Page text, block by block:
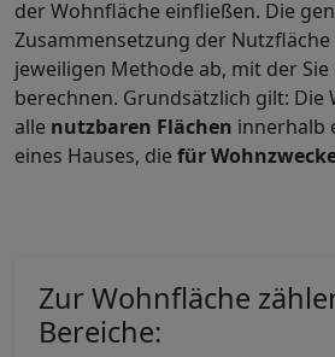
der Wohnfläche einfließen. Die
Zusammensetzung der
jeweiligen Methode ab, mit der
berechnen. Grundsätzlich gilt: Die
alle nutzbaren Flächen innerhalb
eines Hauses, die für
Zur Wohnfläche
Bereiche: